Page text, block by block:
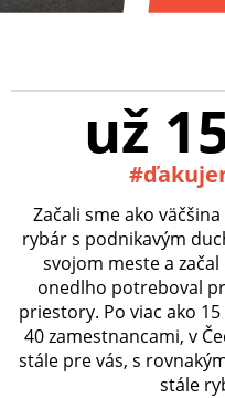
už
Začali sme ako
rybár s podnikavým
svojom meste a
onedlho potreboval
priestory. Po viac ako
40 zamestnancami, v
stále pre vás, s
stále